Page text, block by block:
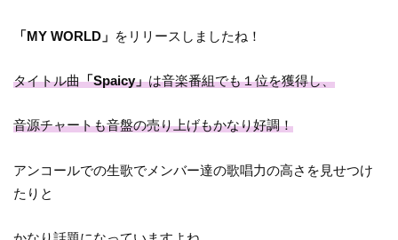
「MY WORLD」 をリリースしましたね！
タイトル曲「Spaicy」は音楽番組でも１位を獲得し、
音源チャートも音盤の売り上げもかなり好調！
アンコールでの生歌でメンバー達の歌唱力の高さを見せつけ
たりと